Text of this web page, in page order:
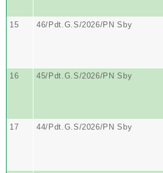
15 46/Pdt.G.S/2026/PN Sby
16 45/Pdt.G.S/2026/PN Sby
17 44/Pdt.G.S/2026/PN Sby